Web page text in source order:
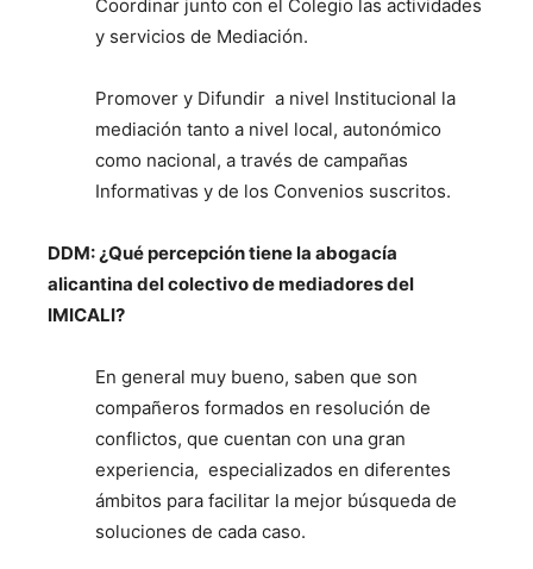
Coordinar junto con el Colegio las actividades
y servicios de Mediación.
Promover y Difundir a nivel Institucional la
mediación tanto a nivel local, autonómico
como nacional, a través de campañas
Informativas y de los Convenios suscritos.
DDM: ¿Qué percepción tiene la abogacía
alicantina del colectivo de mediadores del
IMICALI?
En general muy bueno, saben que son
compañeros formados en resolución de
conflictos, que cuentan con una gran
experiencia, especializados en diferentes
ámbitos para facilitar la mejor búsqueda de
soluciones de cada caso.